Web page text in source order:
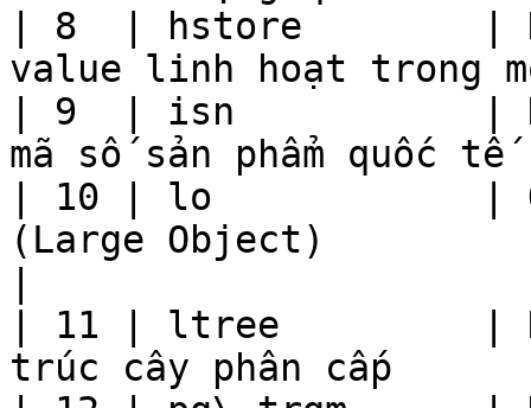
| 8  | hstore        |
value linh hoạt
| 9  | isn           |
mã số sản phẩm
| 10 | lo            |
(Large Object)
| 11 | ltree         |
trúc cây phân